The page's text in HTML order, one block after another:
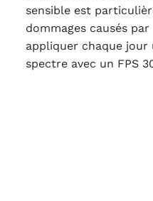
sensible est
dommages causés
appliquer chaque jour
spectre avec un FPS